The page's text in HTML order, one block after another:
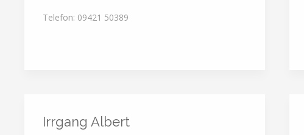
Telefon: 09421 50389
Irrgang Albert